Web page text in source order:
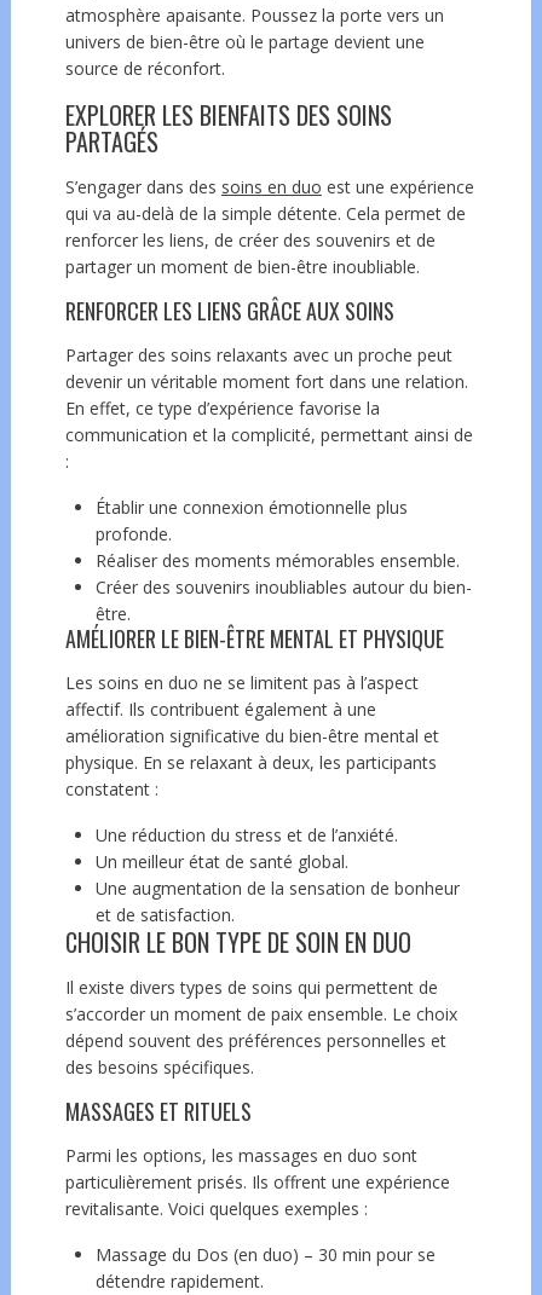
atmosphère apaisante. Poussez la porte vers un
univers de bien-être où le partage devient une
source de réconfort.
EXPLORER LES BIENFAITS DES SOINS
PARTAGÉS
S’engager dans des soins en duo est une expérience
qui va au-delà de la simple détente. Cela permet de
renforcer les liens, de créer des souvenirs et de
partager un moment de bien-être inoubliable.
RENFORCER LES LIENS GRÂCE AUX SOINS
Partager des soins relaxants avec un proche peut
devenir un véritable moment fort dans une relation.
En effet, ce type d’expérience favorise la
communication et la complicité, permettant ainsi de
:
Établir une connexion émotionnelle plus
profonde.
Réaliser des moments mémorables ensemble.
Créer des souvenirs inoubliables autour du bien-
être.
AMÉLIORER LE BIEN-ÊTRE MENTAL ET PHYSIQUE
Les soins en duo ne se limitent pas à l’aspect
affectif. Ils contribuent également à une
amélioration significative du bien-être mental et
physique. En se relaxant à deux, les participants
constatent :
Une réduction du stress et de l’anxiété.
Un meilleur état de santé global.
Une augmentation de la sensation de bonheur
et de satisfaction.
CHOISIR LE BON TYPE DE SOIN EN DUO
Il existe divers types de soins qui permettent de
s’accorder un moment de paix ensemble. Le choix
dépend souvent des préférences personnelles et
des besoins spécifiques.
MASSAGES ET RITUELS
Parmi les options, les massages en duo sont
particulièrement prisés. Ils offrent une expérience
revitalisante. Voici quelques exemples :
Massage du Dos (en duo) – 30 min pour se
détendre rapidement.